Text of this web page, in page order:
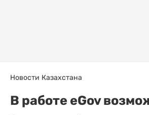
Новости Казахстана
В работе eGov